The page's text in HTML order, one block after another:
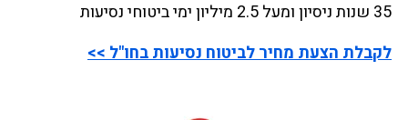
35 שנות ניסיון ומעל 2.5 מיליון ימי ביטוחי נסיעות
לקבלת הצעת מחיר לביטוח נסיעות בחו"ל >>